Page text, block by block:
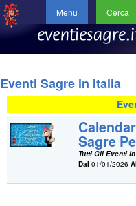
Menu Cerca
Eventi Sagre in Italia
Sagre
Tutti Gli Eventi
Dal 01/01/2026Al